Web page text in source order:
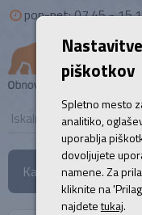
pon-pet: 07.45 -
Kategorije
piškotkov
Spletno mesto
analitiko,
uporablja
dovoljujete
namene. Za
kliknite na
najdetetukaj.